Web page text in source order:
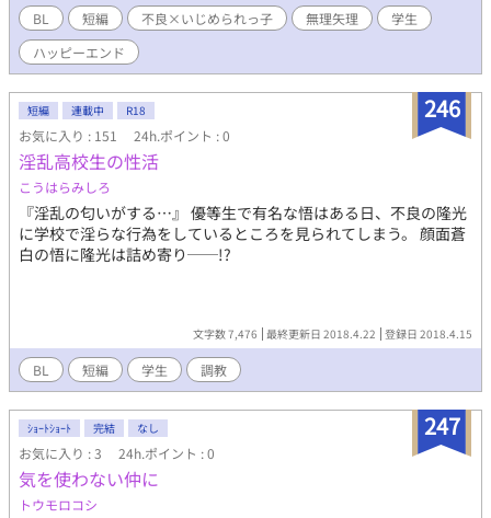
BL 短編 不良×いじめられっ子 無理矢理
学生
ハッピーエンド
246
短編 連載中 R18
お気に入り : 151 24h.ポイント : 0
淫乱高校生の性活
こうはらみしろ
『淫乱の匂いがする…』 優等生で有名な悟はある日、不良の隆光
に学校で淫らな行為をしているところを見られてしまう。 顔面蒼
白の悟に隆光は詰め寄り──!?
文字数 7,476 最終更新日 2018.4.22 登録日 2018.4.15
BL 短編 学生 調教
247
ｼｮｰﾄｼｮｰﾄ 完結 なし
お気に入り : 3 24h.ポイント : 0
気を使わない仲に
トウモロコシ